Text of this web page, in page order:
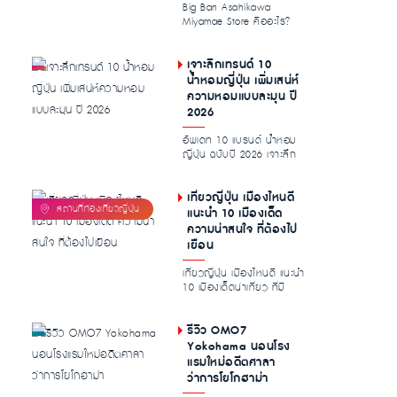
Big Ban Asahikawa
Miyamae Store คืออะไร?
เจาะลึกเทรนด์ 10
น้ำหอมญี่ปุ่น เพิ่มเสน่ห์
ความหอมแบบละมุน ปี
2026
อัพเดท 10 แบรนด์ น้ำหอม
ญี่ปุ่น ฉบับปี 2026 เจาะลึก
เที่ยวญี่ปุ่น เมืองไหนดี
แนะนำ 10 เมืองเด็ด
ความน่าสนใจ ที่ต้องไป
เยือน
เที่ยวญี่ปุ่น เมืองไหนดี แนะนำ
10 เมืองเด็ดน่าเที่ยว ที่มี
รีวิว OMO7
Yokohama นอนโรง
แรมใหม่อดีตศาลา
ว่าการโยโกฮาม่า